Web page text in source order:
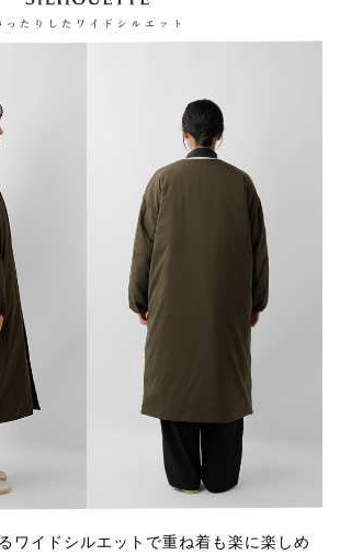
ワイドシルエットで重ね着も楽に楽しめ